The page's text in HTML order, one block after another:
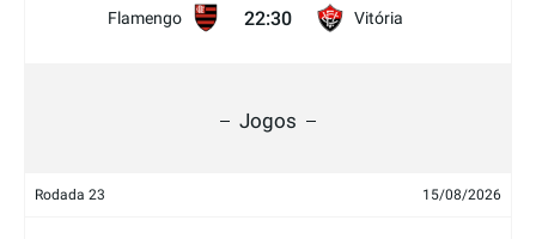
Flamengo 22:30 Vitória
Jogos
Rodada 23 15/08/2026